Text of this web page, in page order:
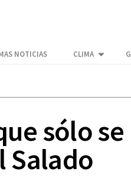
NOTICIAS CLIMA
sólo
Salado